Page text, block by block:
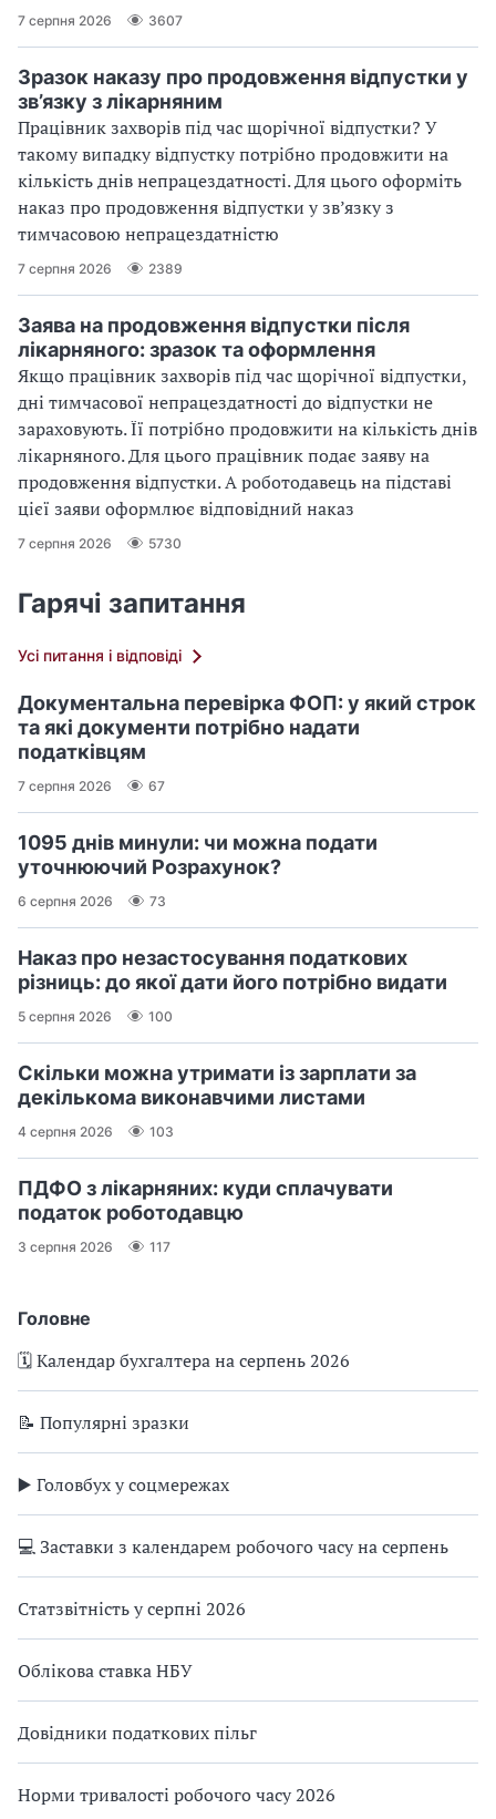
Головне
🗓️ Календар бухгалтера на серпень 2026
📝 Популярні зразки
▶️ Головбух у соцмережах
💻 Заставки з календарем робочого часу на серпень
Статзвітність у серпні 2026
Облікова ставка НБУ
Довідники податкових пільг
Норми тривалості робочого часу 2026
7 серпня 2026 3607
Зразок наказу про продовження відпустки у
зв’язку з лікарняним
Працівник захворів під час щорічної відпустки? У
такому випадку відпустку потрібно продовжити на
кількість днів непрацездатності. Для цього оформіть
наказ про продовження відпустки у зв’язку з
тимчасовою непрацездатністю
7 серпня 2026 2389
Заява на продовження відпустки після
лікарняного: зразок та оформлення
Якщо працівник захворів під час щорічної відпустки,
дні тимчасової непрацездатності до відпустки не
зараховують. Її потрібно продовжити на кількість днів
лікарняного. Для цього працівник подає заяву на
продовження відпустки. А роботодавець на підставі
цієї заяви оформлює відповідний наказ
7 серпня 2026 5730
Гарячі запитання
Усі питання і відповіді
Документальна перевірка ФОП: у який строк
та які документи потрібно надати
податківцям
7 серпня 2026 67
1095 днів минули: чи можна подати
уточнюючий Розрахунок?
6 серпня 2026 73
Наказ про незастосування податкових
різниць: до якої дати його потрібно видати
5 серпня 2026 100
Скільки можна утримати із зарплати за
декількома виконавчими листами
4 серпня 2026 103
ПДФО з лікарняних: куди сплачувати
податок роботодавцю
3 серпня 2026 117